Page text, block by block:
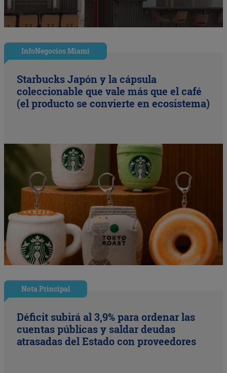
InfoNegocios Miami
Starbucks Japón y la cápsula
coleccionable que vale más que el café
(el producto se convierte en ecosistema)
Nota Principal
Déficit subirá al 3,9% para ordenar las
cuentas públicas y saldar deudas
atrasadas del Estado con proveedores